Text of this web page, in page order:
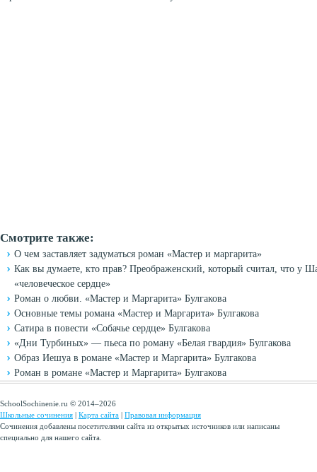
Смотрите также:
О чем заставляет задуматься роман «Мастер и маргарита»
Как вы думаете, кто прав? Преображенский, который считал, что у
«человеческое сердце»
Роман о любви. «Мастер и Маргарита» Булгакова
Основные темы романа «Мастер и Маргарита» Булгакова
Сатира в повести «Собачье сердце» Булгакова
«Дни Турбиных» — пьеса по роману «Белая гвардия» Булгакова
Образ Иешуа в романе «Мастер и Маргарита» Булгакова
Роман в романе «Мастер и Маргарита» Булгакова
SchoolSochinenie.ru © 2014–2026
Школьные сочинения | Карта сайта | Правовая информация
Сочинения добавлены посетителями сайта из открытых источников или написаны
специально для нашего сайта.